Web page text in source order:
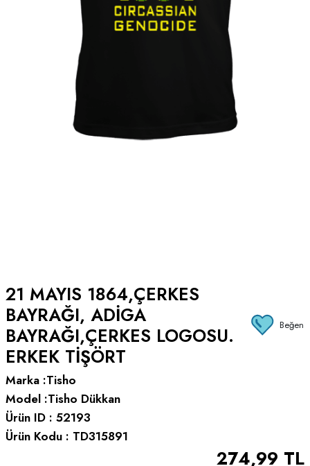
21 MAYIS 1864,ÇERKES
BAYRAĞI, ADIGA
BAYRAĞI,ÇERKES LOGOSU.
ERKEK TIŞÖRT
Beğen
Marka :Tisho
Model :Tisho Dükkan
Ürün ID : 52193
Ürün Kodu : TD315891
274,99 TL